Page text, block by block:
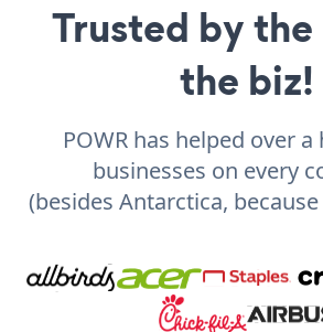
Trusted by
the biz!
POWR has helped over
businesses on every
(besides Antarctica,